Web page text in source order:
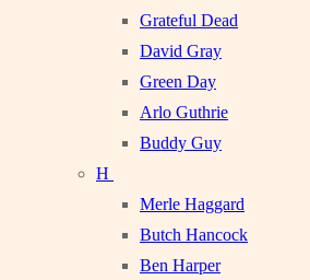
Grateful Dead
David Gray
Green Day
Arlo Guthrie
Buddy Guy
H
Merle Haggard
Butch Hancock
Ben Harper